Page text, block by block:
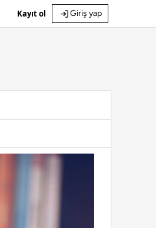
Kayıt ol Giriş yap